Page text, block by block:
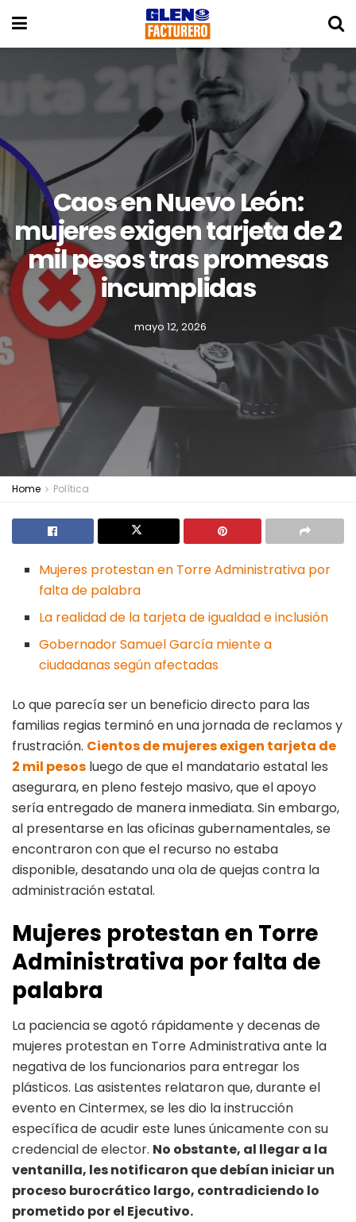
Caos en Nuevo León:
mujeres exigen tarjeta de 2
mil pesos tras promesas
incumplidas
mayo 12, 2026
Home Política
Mujeres protestan en Torre Administrativa por
falta de palabra
La realidad de la tarjeta de igualdad e inclusión
Gobernador Samuel García miente a
ciudadanas según afectadas
Lo que parecía ser un beneficio directo para las
familias regias terminó en una jornada de reclamos y
frustración. Cientos de mujeres exigen tarjeta de
2 mil pesos luego de que el mandatario estatal les
asegurara, en pleno festejo masivo, que el apoyo
sería entregado de manera inmediata. Sin embargo,
al presentarse en las oficinas gubernamentales, se
encontraron con que el recurso no estaba
disponible, desatando una ola de quejas contra la
administración estatal.
Mujeres protestan en Torre
Administrativa por falta de
palabra
La paciencia se agotó rápidamente y decenas de
mujeres protestan en Torre Administrativa ante la
negativa de los funcionarios para entregar los
plásticos. Las asistentes relataron que, durante el
evento en Cintermex, se les dio la instrucción
específica de acudir este lunes únicamente con su
credencial de elector. No obstante, al llegar a la
ventanilla, les notificaron que debían iniciar un
proceso burocrático largo, contradiciendo lo
prometido por el Ejecutivo.